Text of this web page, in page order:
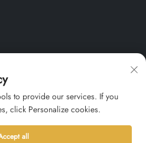
to provide our services. If you
click Personalize cookies.
all